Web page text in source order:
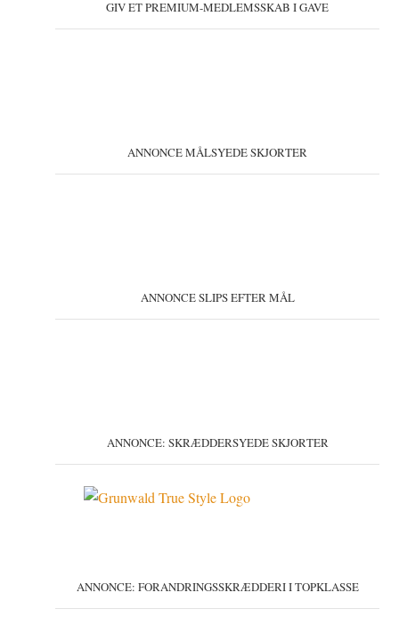
GIV ET PREMIUM-MEDLEMSSKAB I GAVE
ANNONCE MÅLSYEDE SKJORTER
ANNONCE SLIPS EFTER MÅL
ANNONCE: SKRÆDDERSYEDE SKJORTER
ANNONCE: FORANDRINGSSKRÆDDERI I TOPKLASSE